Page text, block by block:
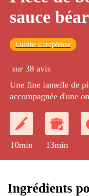
sauce
Cuisine Européenne
sur 38 avis
Une fine lamelle de
accompagnée d'une
10min 13min
Ingrédients